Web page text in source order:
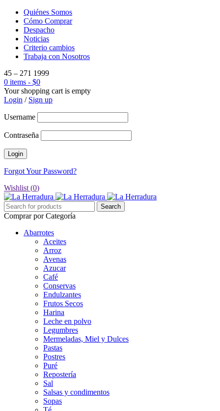
Quiénes Somos
Cómo Comprar
Despacho
Noticias
Criterio cambios
Trabaja con Nosotros
45 – 271 1999
0 items - $0
Your shopping cart is empty
Login / Sign up
Username
Contraseña
Forgot Your Password?
Wishlist (0)
Comprar por Categoría
Abarrotes
Aceites
Arroz
Avenas
Azucar
Café
Conservas
Endulzantes
Frutos Secos
Harina
Leche en polvo
Legumbres
Mermeladas, Miel y Dulces
Pastas
Postres
Puré
Repostería
Sal
Salsas y condimentos
Sopas